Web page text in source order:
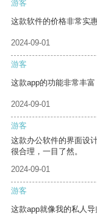
游客
这款软件的价格非常实
2024-09-01
游客
这款app的功能非常丰富
2024-09-01
游客
这款办公软件的界面设
很合理，一目了然。
2024-09-01
游客
这款app就像我的私人导